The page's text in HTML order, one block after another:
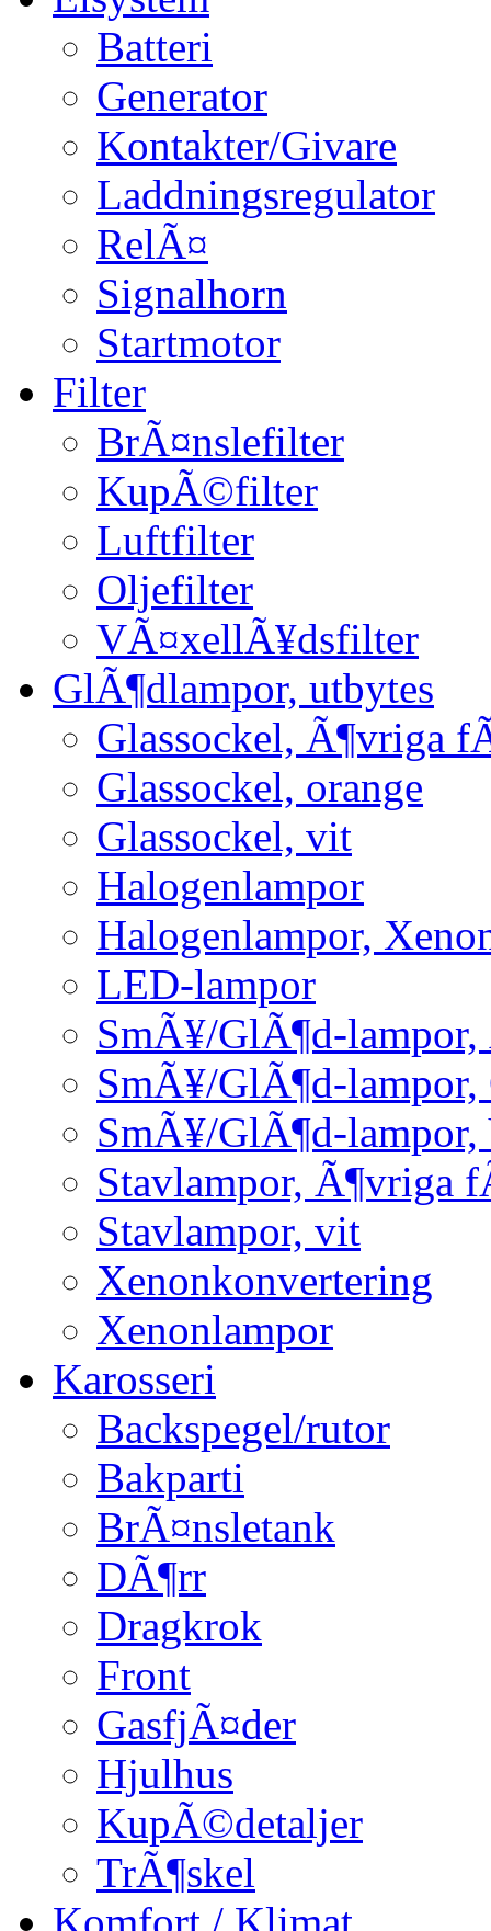
Batteri
Generator
Kontakter/Givare
Laddningsregulator
RelÃ¤
Signalhorn
Startmotor
Filter
BrÃ¤nslefilter
KupÃ©filter
Luftfilter
Oljefilter
VÃ¤xellÃ¥dsfilter
GlÃ¶dlampor, utbytes
Glassockel, Ã¶vriga
Glassockel, orange
Glassockel, vit
Halogenlampor
Halogenlampor,
LED-lampor
SmÃ¥/GlÃ¶d-
SmÃ¥/GlÃ¶d-lampor,
SmÃ¥/GlÃ¶d-
Stavlampor, Ã¶vriga
Stavlampor, vit
Xenonkonvertering
Xenonlampor
Karosseri
Backspegel/rutor
Bakparti
BrÃ¤nsletank
DÃ¶rr
Dragkrok
Front
GasfjÃ¤der
Hjulhus
KupÃ©detaljer
TrÃ¶skel
Komfort / Klimat